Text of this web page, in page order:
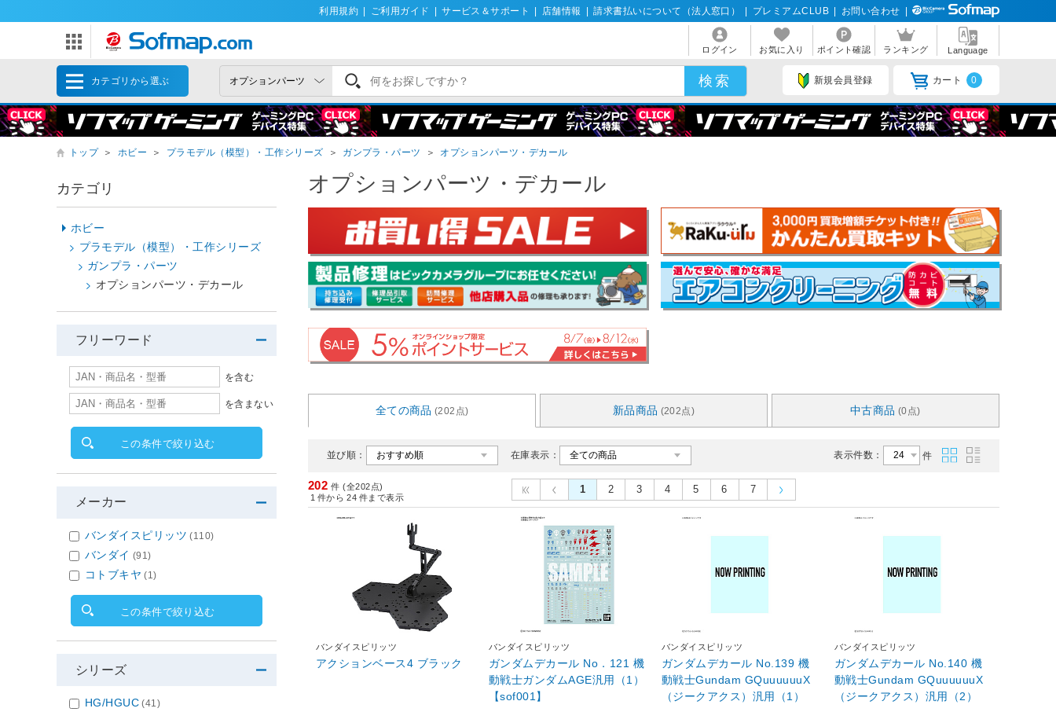
利用規約 ご利用ガイド サービス＆サポート 店舗情報 請求書払いについて（法人窓口） プレミアムCLUB お問い合わせ
ログイン お気に入り ポイント確認 ランキング Language
カテゴリから選ぶ 新規会員登録 カート 0
トップ ＞ ホビー ＞ プラモデル（模型）・工作シリーズ ＞ ガンプラ・パーツ ＞ オプションパーツ・デカール
オプションパーツ・デカール
全ての商品 (202点) 新品商品 (202点) 中古商品 (0点)
並び順： 在庫表示： 表示件数： 件
202 件 (全202点)
1 件から 24 件まで表示
1 2 3 4 5 6 7
バンダイスピリッツ
アクションベース4 ブラック
バンダイスピリッツ
ガンダムデカール No．121 機
動戦士ガンダムAGE汎用（1）
【sof001】
バンダイスピリッツ
ガンダムデカール No.139 機
動戦士Gundam GQuuuuuuX
（ジークアクス）汎用（1）
バンダイスピリッツ
ガンダムデカール No.140 機
動戦士Gundam GQuuuuuuX
（ジークアクス）汎用（2）
カテゴリ
ホビー
プラモデル（模型）・工作シリーズ
ガンプラ・パーツ
オプションパーツ・デカール
フリーワード
を含む
を含まない
この条件で絞り込む
メーカー
バンダイスピリッツ (110)
バンダイ (91)
コトブキヤ (1)
この条件で絞り込む
シリーズ
HG/HGUC (41)